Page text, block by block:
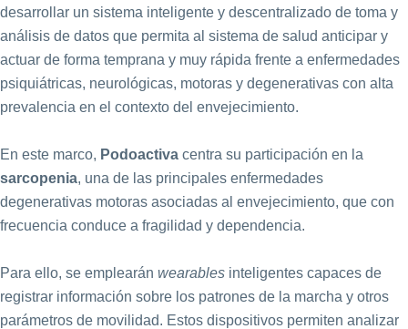
desarrollar un sistema inteligente y descentralizado de toma y
análisis de datos que permita al sistema de salud anticipar y
actuar de forma temprana y muy rápida frente a enfermedades
psiquiátricas, neurológicas, motoras y degenerativas con alta
prevalencia en el contexto del envejecimiento.
En este marco, Podoactiva centra su participación en la
sarcopenia, una de las principales enfermedades
degenerativas motoras asociadas al envejecimiento, que con
frecuencia conduce a fragilidad y dependencia.
Para ello, se emplearán wearables inteligentes capaces de
registrar información sobre los patrones de la marcha y otros
parámetros de movilidad. Estos dispositivos permiten analizar